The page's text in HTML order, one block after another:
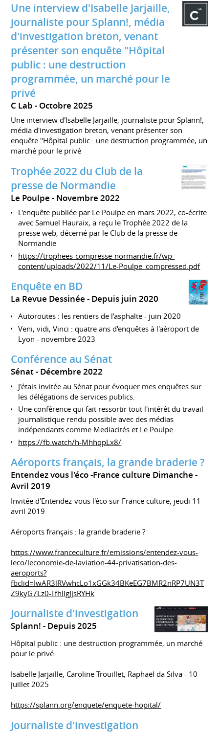
Une interview d'Isabelle Jarjaille,
journaliste pour Splann!, média
d'investigation breton, venant
présenter son enquête "Hôpital
public : une destruction
programmée, un marché pour le
privé
C Lab Octobre 2025
Une interview d'Isabelle Jarjaille, journaliste pour Splann!,
média d'investigation breton, venant présenter son
enquête "Hôpital public : une destruction programmée, un
marché pour le privé
Trophée 2022 du Club de la
presse de Normandie
Le Poulpe Novembre 2022
L'enquête publiée par Le Poulpe en mars 2022, co-écrite
avec Samuel Hauraix, a reçu le Trophée 2022 de la
presse web, décerné par le Club de la presse de
Normandie
https://trophees-compresse-normandie.fr/wp-
content/uploads/2022/11/Le-Poulpe_compressed.pdf
Enquête en BD
La Revue Dessinée Depuis juin 2020
Autoroutes : les rentiers de l'asphalte - juin 2020
Veni, vidi, Vinci : quatre ans d'enquêtes à l'aéroport de
Lyon - novembre 2023
Conférence au Sénat
Sénat Décembre 2022
J'étais invitée au Sénat pour évoquer mes enquêtes sur
les délégations de services publics.
Une conférence qui fait ressortir tout l'intérêt du travail
journalistique rendu possible avec des médias
indépendants comme Mediacités et Le Poulpe
https://fb.watch/h-MhhqpLx8/
Aéroports français, la grande braderie ?
Entendez vous l'éco -France culture Dimanche
Avril 2019
Invitée d'Entendez-vous l'éco sur France culture, jeudi 11
avril 2019
Aéroports français : la grande braderie ?
https://www.franceculture.fr/emissions/entendez-vous-
leco/leconomie-de-laviation-44-privatisation-des-
aeroports?
fbclid=IwAR3lRVwhcLo1xGGk34BKeEG7BMR2nRP7UN3T
Z9kyG7Lz0-TfhlIgJjsRYHk
Journaliste d'investigation
Splann! Depuis 2025
Hôpital public : une destruction programmée, un marché
pour le privé
Isabelle Jarjaille, Caroline Trouillet, Raphaël da Silva - 10
juillet 2025
https://splann.org/enquete/enquete-hopital/
Journaliste d'investigation